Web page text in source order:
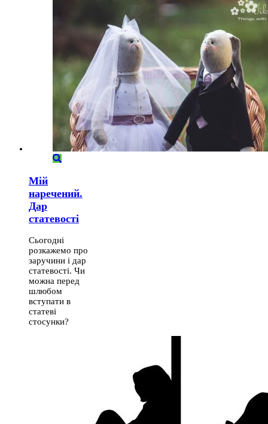
Мій
наречений.
Дар
статевості
Сьогодні
розкажемо про
заручини і дар
статевості. Чи
можна перед
шлюбом
вступати в
статеві
стосунки?